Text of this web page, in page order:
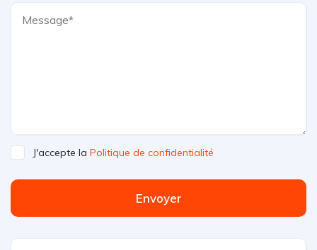
J'accepte la Politique de confidentialité
Envoyer